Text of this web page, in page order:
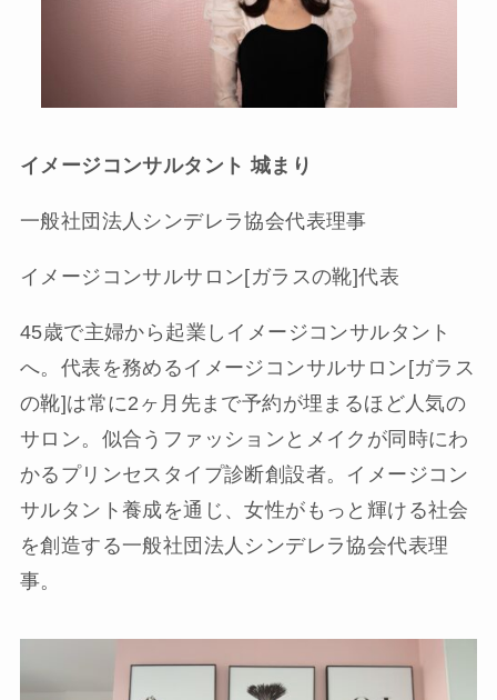
イメージコンサルタント 城まり
一般社団法人シンデレラ協会代表理事
イメージコンサルサロン[ガラスの靴]代表
45歳で主婦から起業しイメージコンサルタント
へ。代表を務めるイメージコンサルサロン[ガラス
の靴]は常に2ヶ月先まで予約が埋まるほど人気の
サロン。似合うファッションとメイクが同時にわ
かるプリンセスタイプ診断創設者。イメージコン
サルタント養成を通じ、女性がもっと輝ける社会
を創造する一般社団法人シンデレラ協会代表理
事。